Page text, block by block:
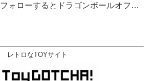
フォローするとドラゴンボールオフィ
レトロなTOYサイト